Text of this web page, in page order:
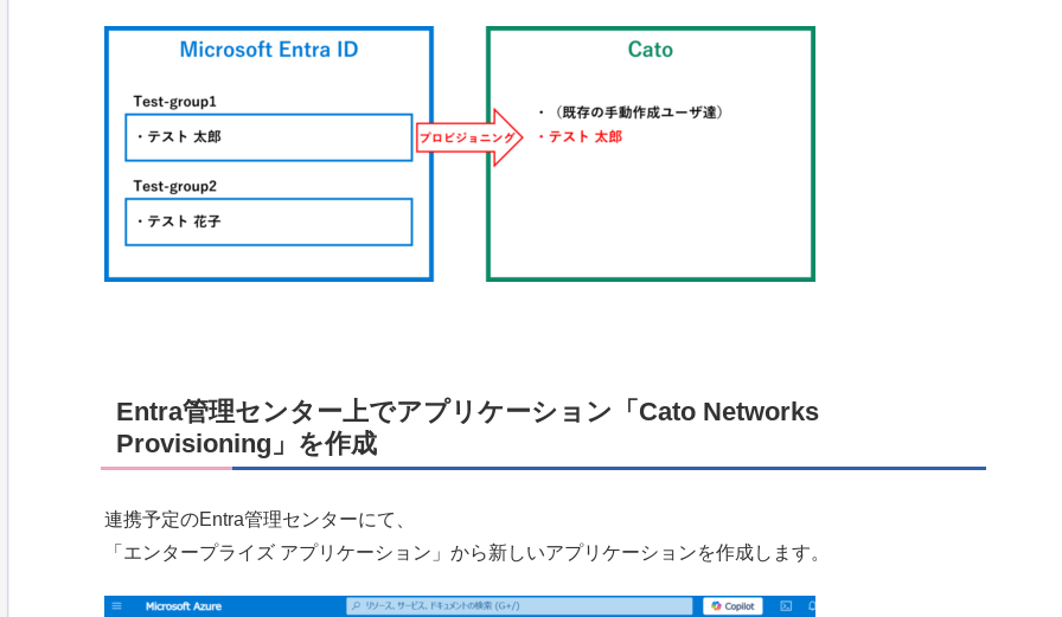
Entra管理センター上でアプリケーション「Cato Networks
Provisioning」を作成
連携予定のEntra管理センターにて、
「エンタープライズ アプリケーション」から新しいアプリケーションを作成します。